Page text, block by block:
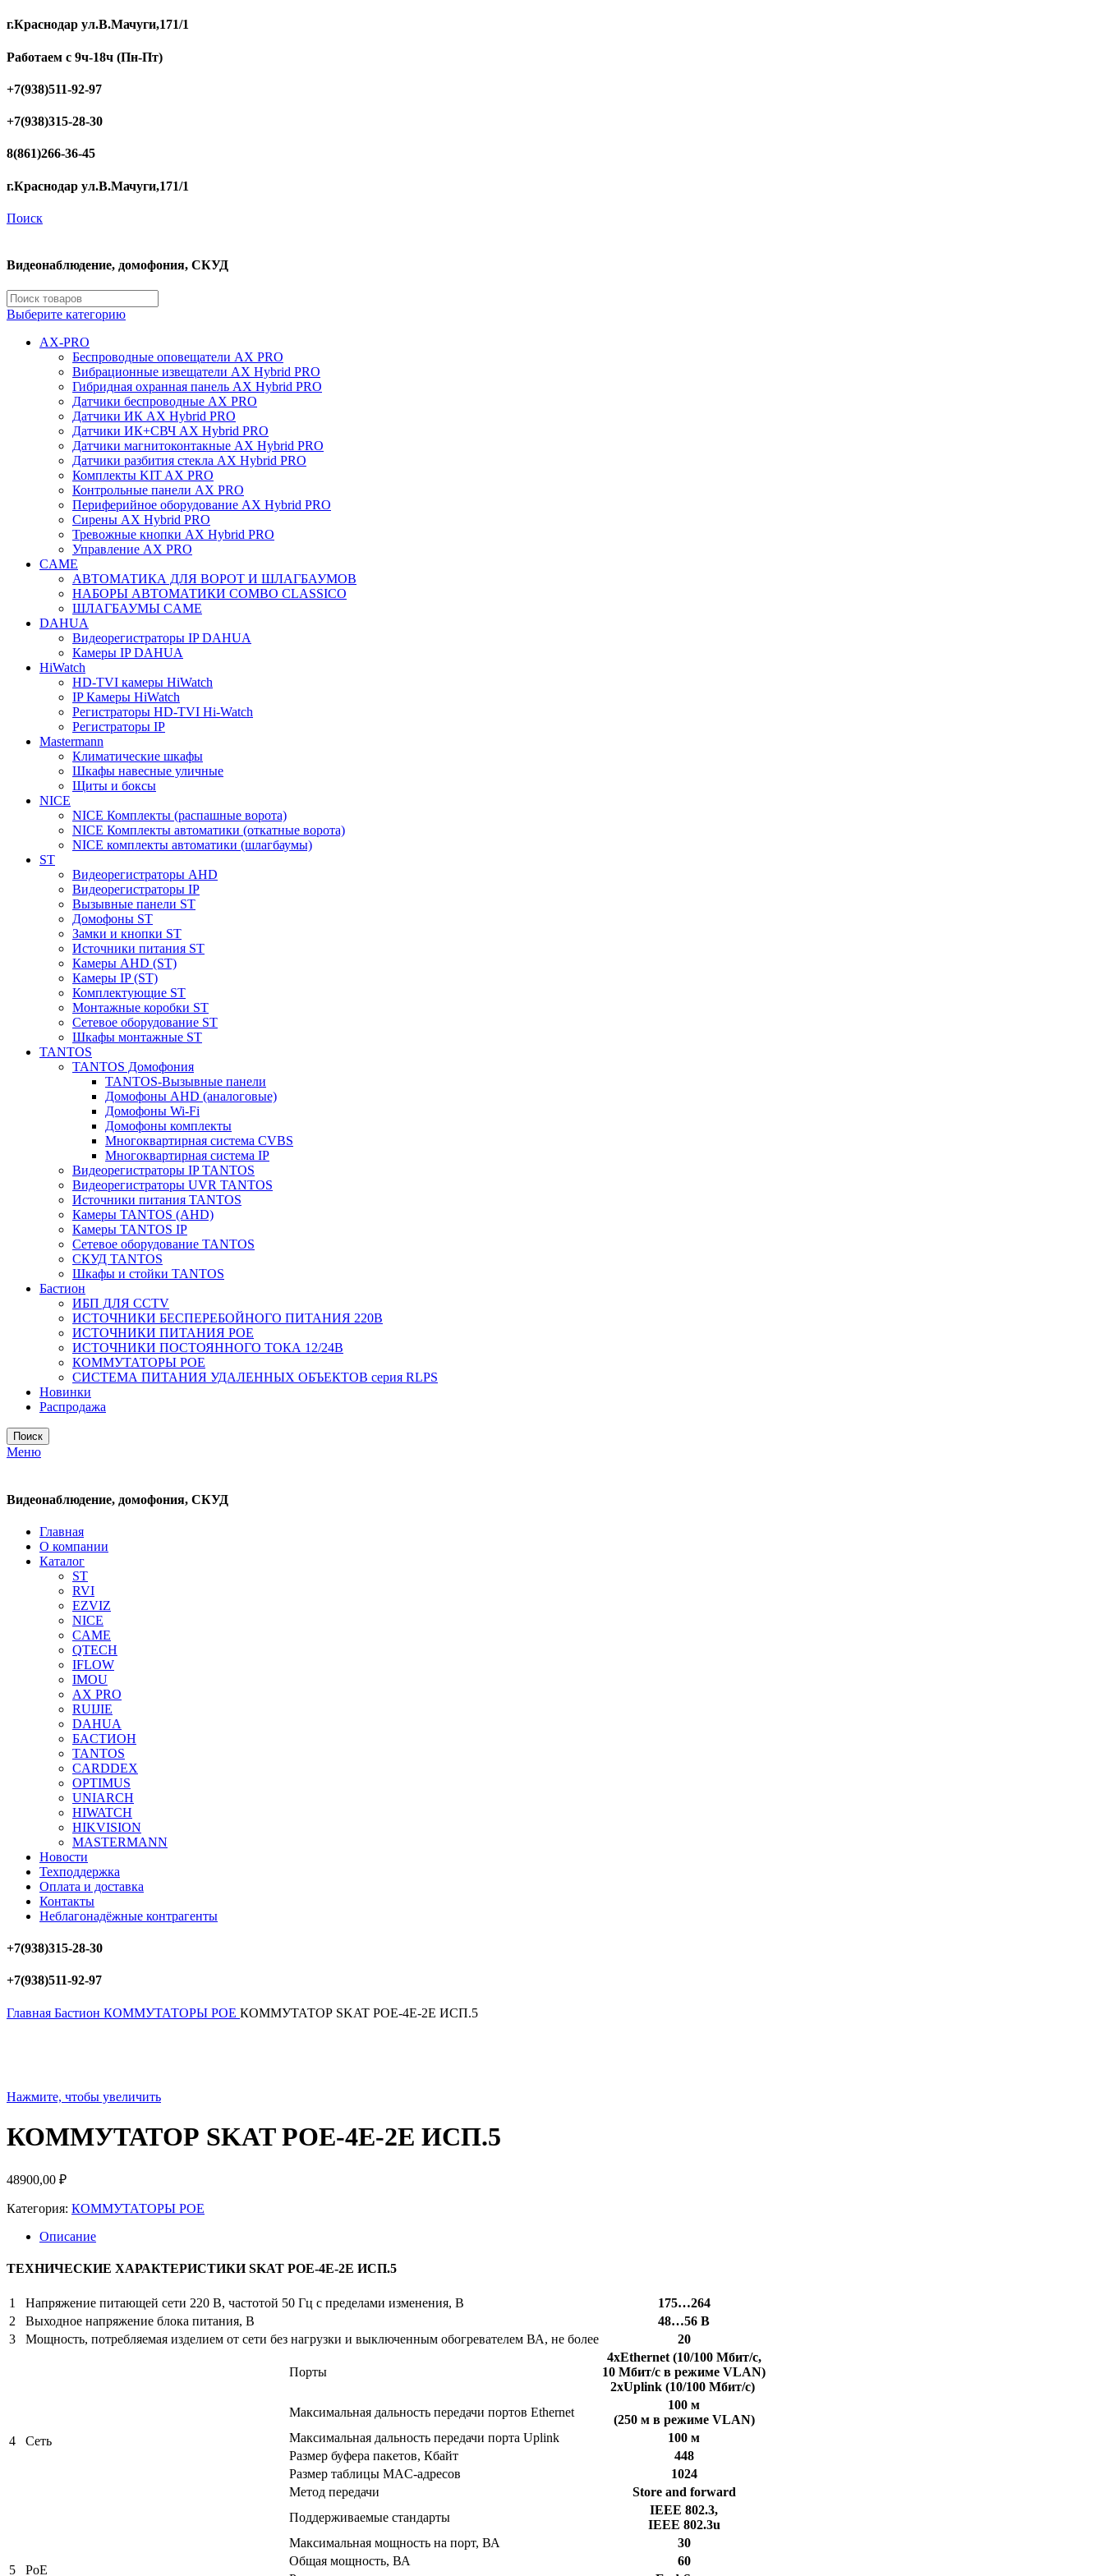
г.Краснодар ул.В.Мачуги,171/1
Работаем с 9ч-18ч (Пн-Пт)
+7(938)511-92-97
+7(938)315-28-30
8(861)266-36-45
г.Краснодар ул.В.Мачуги,171/1
Поиск
Видеонаблюдение, домофония, СКУД
Выберите категорию
AX-PRO
Беспроводные оповещатели AX PRO
Вибрационные извещатели AX Hybrid PRO
Гибридная охранная панель AX Hybrid PRO
Датчики беспроводные AX PRO
Датчики ИК AX Hybrid PRO
Датчики ИК+СВЧ AX Hybrid PRO
Датчики магнитоконтакные AX Hybrid PRO
Датчики разбития стекла AX Hybrid PRO
Комплекты KIT AX PRO
Контрольные панели AX PRO
Периферийное оборудование AX Hybrid PRO
Сирены AX Hybrid PRO
Тревожные кнопки AX Hybrid PRO
Управление AX PRO
CAME
АВТОМАТИКА ДЛЯ ВОРОТ И ШЛАГБАУМОВ
НАБОРЫ АВТОМАТИКИ COMBO CLASSICO
ШЛАГБАУМЫ CAME
DAHUA
Видеорегистраторы IP DAHUA
Камеры IP DAHUA
HiWatch
HD-TVI камеры HiWatch
IP Камеры HiWatch
Регистраторы HD-TVI Hi-Watch
Регистраторы IP
Mastermann
Климатические шкафы
Шкафы навесные уличные
Щиты и боксы
NICE
NICE Комплекты (распашные ворота)
NICE Комплекты автоматики (откатные ворота)
NICE комплекты автоматики (шлагбаумы)
ST
Видеорегистраторы AHD
Видеорегистраторы IP
Вызывные панели ST
Домофоны ST
Замки и кнопки ST
Источники питания ST
Камеры AHD (ST)
Камеры IP (ST)
Комплектующие ST
Монтажные коробки ST
Сетевое оборудование ST
Шкафы монтажные ST
TANTOS
TANTOS Домофония
TANTOS-Вызывные панели
Домофоны AHD (аналоговые)
Домофоны Wi-Fi
Домофоны комплекты
Многоквартирная система CVBS
Многоквартирная система IP
Видеорегистраторы IP TANTOS
Видеорегистраторы UVR TANTOS
Источники питания TANTOS
Камеры TANTOS (AHD)
Камеры TANTOS IP
Сетевое оборудование TANTOS
СКУД TANTOS
Шкафы и стойки TANTOS
Бастион
ИБП ДЛЯ CCTV
ИСТОЧНИКИ БЕСПЕРЕБОЙНОГО ПИТАНИЯ 220В
ИСТОЧНИКИ ПИТАНИЯ POE
ИСТОЧНИКИ ПОСТОЯННОГО ТОКА 12/24В
КОММУТАТОРЫ POE
СИСТЕМА ПИТАНИЯ УДАЛЕННЫХ ОБЪЕКТОВ серия RLPS
Новинки
Распродажа
Поиск
Меню
Видеонаблюдение, домофония, СКУД
Главная
О компании
Каталог
ST
RVI
EZVIZ
NICE
CAME
QTECH
IFLOW
IMOU
AX PRO
RUIJIE
DAHUA
БAСТИОН
TANTOS
CARDDEX
OPTIMUS
UNIARCH
HIWATCH
HIKVISION
MASTERMANN
Новости
Техподдержка
Оплата и доставка
Контакты
Неблагонадёжные контрагенты
+7(938)315-28-30
+7(938)511-92-97
Главная Бастион КОММУТАТОРЫ POE КОММУТАТОР SKAT POE-4E-2E ИСП.5
Нажмите, чтобы увеличить
КОММУТАТОР SKAT POE-4E-2E ИСП.5
48900,00 ₽
Категория: КОММУТАТОРЫ POE
Описание
ТЕХНИЧЕСКИЕ ХАРАКТЕРИСТИКИ SKAT POE-4E-2E ИСП.5
1 Напряжение питающей сети 220 В, частотой 50 Гц с пределами изменения, В
175…264
2
Выходное напряжение блока питания, В
48…56 В
3
Мощность, потребляемая изделием от сети без нагрузки и выключенным обогревателем ВА, не более 20
4 Сеть
Порты
4хEthernet (10/100 Мбит/с,
10 Мбит/с в режиме VLAN)
2хUplink (10/100 Мбит/с)
Максимальная дальность передачи портов Ethernet
100 м
(250 м в режиме VLAN)
Максимальная дальность передачи порта Uplink
100 м
Размер буфера пакетов, Кбайт
448
Размер таблицы MAC-адресов
1024
Метод передачи
Store and forward
Поддерживаемые стандарты
IEEE 802.3,
IEEE 802.3u
5 PoE
Максимальная мощность на порт, ВА
30
Общая мощность, ВА
60